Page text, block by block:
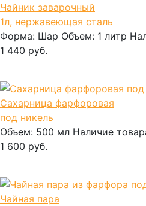
Чайник заварочный
1л, нержавеющая сталь
Форма: Шар Объем: 1 литр
1 440 руб.
Сахарница фарфоровая
под никель
Объем: 500 мл Наличие
1 600 руб.
Чайная пара